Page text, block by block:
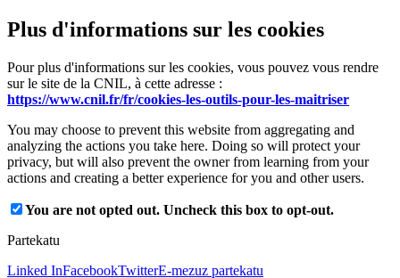
Plus d'informations sur les cookies
Pour plus d'informations sur les cookies, vous pouvez vous rendre
sur le site de la CNIL, à cette adresse :
https://www.cnil.fr/fr/cookies-les-outils-pour-les-maitriser
You may choose to prevent this website from aggregating and
analyzing the actions you take here. Doing so will protect your
privacy, but will also prevent the owner from learning from your
actions and creating a better experience for you and other users.
You are not opted out. Uncheck this box to opt-out.
Partekatu
Linked InFacebookTwitterE-mezuz partekatu